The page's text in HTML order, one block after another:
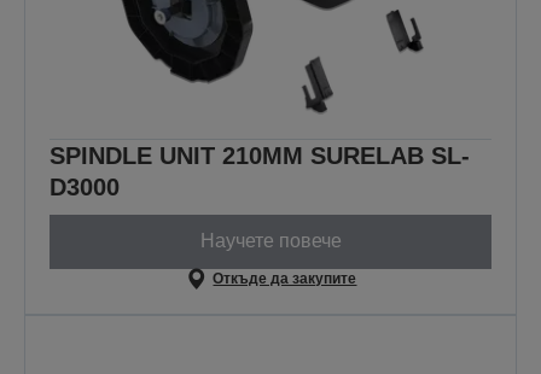
SPINDLE UNIT 210MM SURELAB SL-
D3000
Научете повече
Откъде да закупите